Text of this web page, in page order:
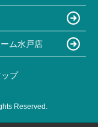
ム水戸店
プ
Reserved.